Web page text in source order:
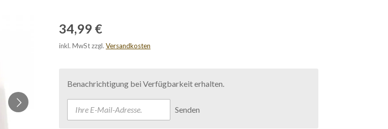
34,99 €
inkl. MwSt zzgl. Versandkosten
Benachrichtigung bei Verfügbarkeit erhalten.
Senden